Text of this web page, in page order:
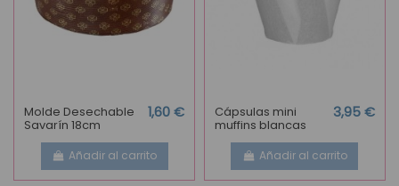
Molde Desechable
Savarín 18cm
1,60 €
Añadir al carrito
Cápsulas mini
muffins blancas
3,95 €
Añadir al carrito